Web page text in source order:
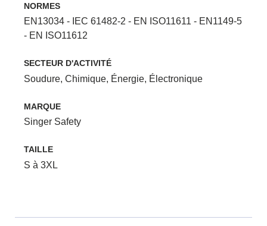
NORMES
EN13034 - IEC 61482-2 - EN ISO11611 - EN1149-5
- EN ISO11612
SECTEUR D'ACTIVITÉ
Soudure, Chimique, Énergie, Électronique
MARQUE
Singer Safety
TAILLE
S à 3XL